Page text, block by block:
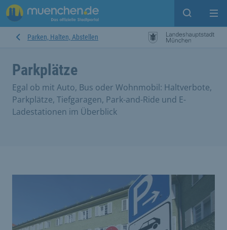
Suche
Parken, Halten, Abstellen
Parkplätze
Egal ob mit Auto, Bus oder Wohnmobil: Haltverbote,
Parkplätze, Tiefgaragen, Park-and-Ride und E-
Ladestationen im Überblick